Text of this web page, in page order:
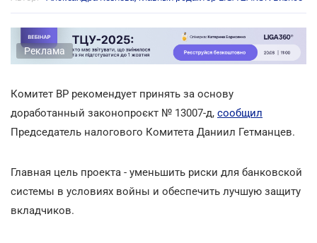
Реклама
Комитет ВР рекомендует принять за основу
доработанный законопроєкт № 13007-д, сообщил
Председатель налогового Комитета Даниил Гетманцев.
Главная цель проекта - уменьшить риски для банковской
системы в условиях войны и обеспечить лучшую защиту
вкладчиков.